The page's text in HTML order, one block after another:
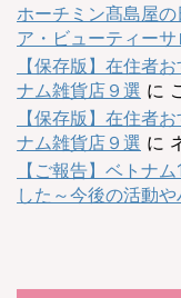
ホーチミン髙島屋
ア・ビューティーサ
【保存版】在住者
ナム雑貨店９選 に
【保存版】在住者
ナム雑貨店９選 に
【ご報告】ベトナ
した～今後の活動